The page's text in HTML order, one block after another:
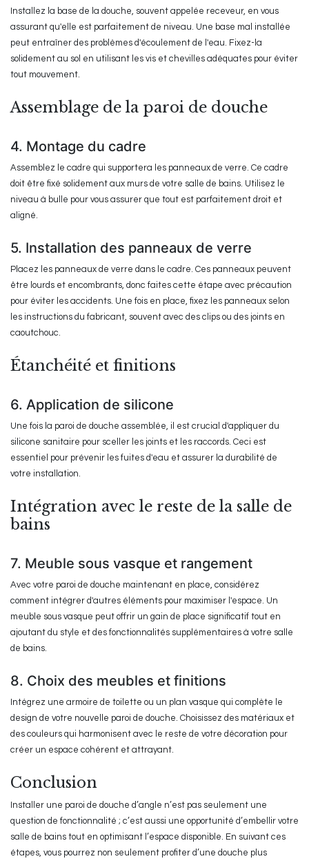
Installez la base de la douche, souvent appelée receveur, en vous
assurant qu'elle est parfaitement de niveau. Une base mal installée
peut entraîner des problèmes d'écoulement de l'eau. Fixez-la
solidement au sol en utilisant les vis et chevilles adéquates pour éviter
tout mouvement.
Assemblage de la paroi de douche
4. Montage du cadre
Assemblez le cadre qui supportera les panneaux de verre. Ce cadre
doit être fixé solidement aux murs de votre salle de bains. Utilisez le
niveau à bulle pour vous assurer que tout est parfaitement droit et
aligné.
5. Installation des panneaux de verre
Placez les panneaux de verre dans le cadre. Ces panneaux peuvent
être lourds et encombrants, donc faites cette étape avec précaution
pour éviter les accidents. Une fois en place, fixez les panneaux selon
les instructions du fabricant, souvent avec des clips ou des joints en
caoutchouc.
Étanchéité et finitions
6. Application de silicone
Une fois la paroi de douche assemblée, il est crucial d'appliquer du
silicone sanitaire pour sceller les joints et les raccords. Ceci est
essentiel pour prévenir les fuites d'eau et assurer la durabilité de
votre installation.
Intégration avec le reste de la salle de
bains
7. Meuble sous vasque et rangement
Avec votre paroi de douche maintenant en place, considérez
comment intégrer d'autres éléments pour maximiser l'espace. Un
meuble sous vasque peut offrir un gain de place significatif tout en
ajoutant du style et des fonctionnalités supplémentaires à votre salle
de bains.
8. Choix des meubles et finitions
Intégrez une armoire de toilette ou un plan vasque qui complète le
design de votre nouvelle paroi de douche. Choisissez des matériaux et
des couleurs qui harmonisent avec le reste de votre décoration pour
créer un espace cohérent et attrayant.
Conclusion
Installer une paroi de douche d’angle n’est pas seulement une
question de fonctionnalité ; c’est aussi une opportunité d’embellir votre
salle de bains tout en optimisant l’espace disponible. En suivant ces
étapes, vous pourrez non seulement profiter d’une douche plus